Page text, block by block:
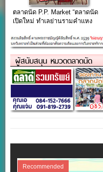
ตลาดนัด P.P. Market “ตลาดนัด
เปิดใหม่ ทำเลย่านรามคำแหง
ผู้สนับสนุน หมวดตลาดนัด
Recommended